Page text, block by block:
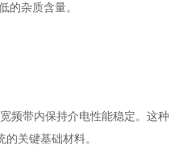
的杂质含量。
频带内保持介电性能稳定。这种
关键基础材料。